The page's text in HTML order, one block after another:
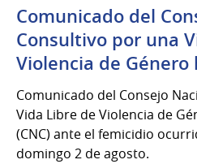
Comunicado del
Consultivo por una
Violencia de
Comunicado del Consejo
Vida Libre de Violencia de
(CNC) ante el femicidio
domingo 2 de agosto.